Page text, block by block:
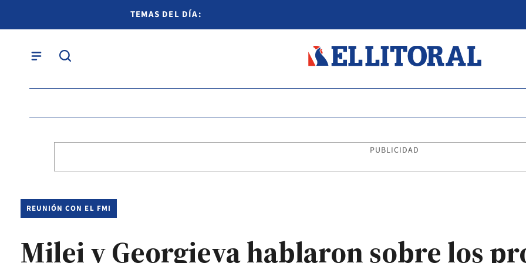
TEMAS DEL DÍA:
PUBLICIDAD
REUNIÓN CON EL FMI
Milei y Georgieva hablaron sobre los